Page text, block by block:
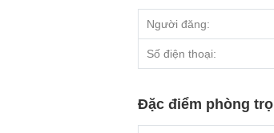
Người đăng:
Số điện thoại:
Đặc điểm phòng trọ